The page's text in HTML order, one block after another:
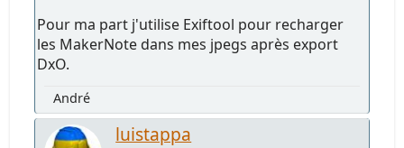
Pour ma part j'utilise Exiftool pour recharger
les MakerNote dans mes jpegs après export
DxO.
André
luistappa